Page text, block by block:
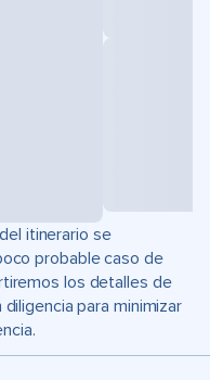
itinerario se
probable caso de
los detalles de
para minimizar